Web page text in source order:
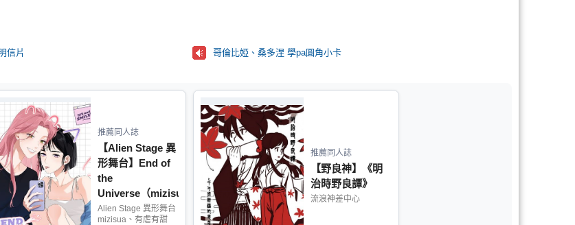
信片 哥倫比婭、桑多涅 學pa圓角小卡
推薦同人誌
【Alien Stage 異
形舞台】End of
the
Universe（mizisua）
Alien Stage 異形舞台
mizisua、有虐有甜
推薦同人誌
【野良神】《明
治時野良譚》
流浪神差中心